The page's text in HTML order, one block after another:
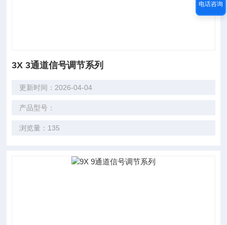
3X 3通道信号调节系列
更新时间：2026-04-04
产品型号：
浏览量：135
电话咨询